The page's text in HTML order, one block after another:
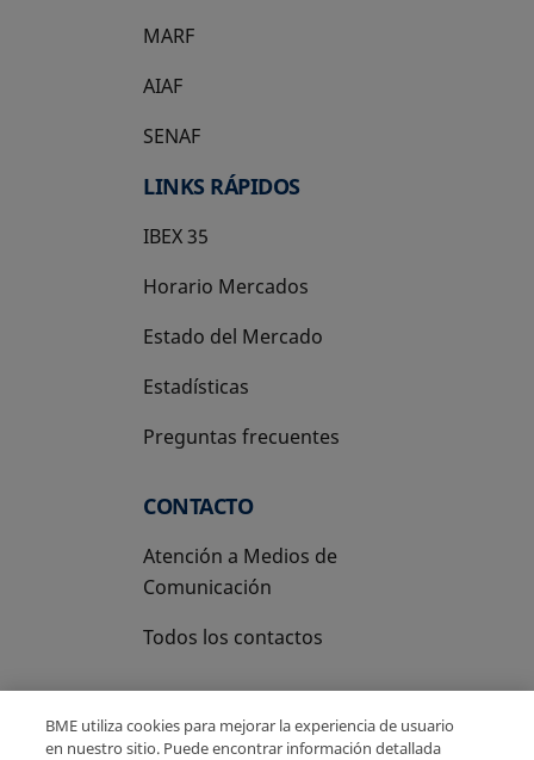
MARF
AIAF
SENAF
LINKS RÁPIDOS
IBEX 35
Horario Mercados
Estado del Mercado
Estadísticas
Preguntas frecuentes
CONTACTO
Atención a Medios de
Comunicación
Todos los contactos
BME utiliza cookies para mejorar la experiencia de usuario
en nuestro sitio. Puede encontrar información detallada